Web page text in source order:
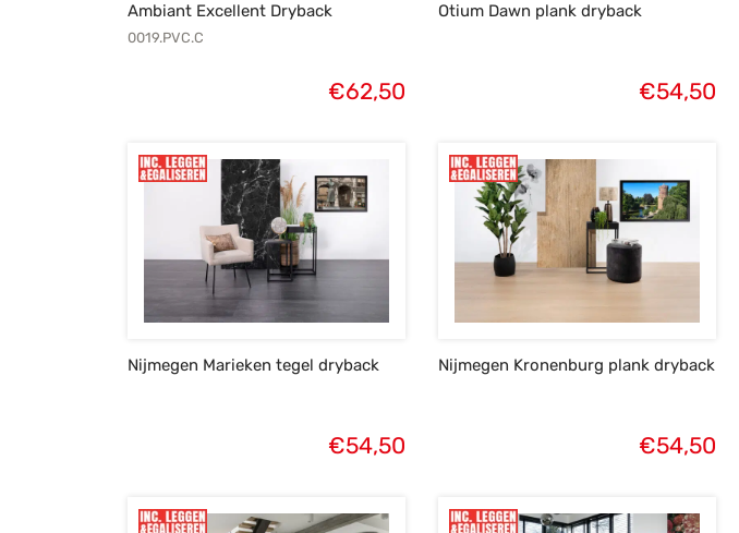
Ambiant Excellent Dryback
0019.PVC.C
€62,50
Otium Dawn plank dryback
€54,50
Nijmegen Marieken tegel dryback
€54,50
Nijmegen Kronenburg plank dryback
€54,50